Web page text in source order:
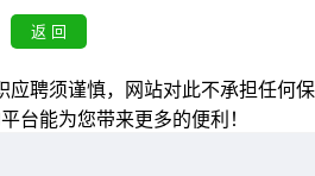
应聘须谨慎，网站对此不承担任何保
台能为您带来更多的便利！